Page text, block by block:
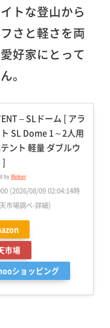
トな登山から
さと軽さを両
好家にとって
。
– SLドーム [ アラ
SL Dome 1～2人用
ント 軽量 ダブルウ
]
byRinker
(2026/08/09 02:04:14時
市場調べ-詳細)
市場
ショッピング